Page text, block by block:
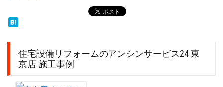
住宅設備リフォームのアンシンサービス24 東
京店 施工事例